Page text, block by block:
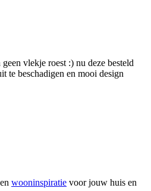
vlekje roest :) nu deze besteld
te beschadigen en mooi design
en wooninspiratie voor jouw huis en